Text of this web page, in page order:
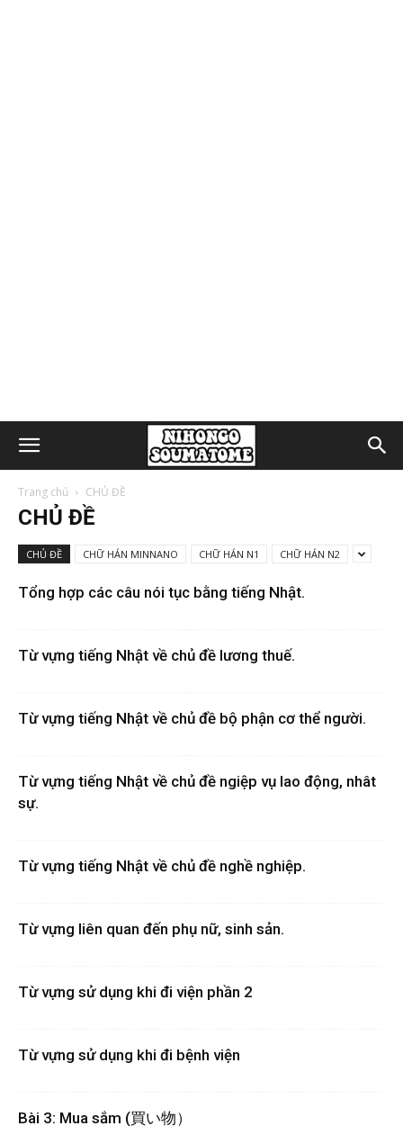
Trang chủ CHỦ ĐỀ
CHỦ ĐỀ
CHỦ ĐỀ CHỮ HÁN MINNANO CHỮ HÁN N1 CHỮ HÁN N2
Tổng hợp các câu nói tục bằng tiếng Nhật.
Từ vựng tiếng Nhật về chủ đề lương thuế.
Từ vựng tiếng Nhật về chủ đề bộ phận cơ thể người.
Từ vựng tiếng Nhật về chủ đề ngiệp vụ lao động, nhât
sự.
Từ vựng tiếng Nhật về chủ đề nghề nghiệp.
Từ vựng liên quan đến phụ nữ, sinh sản.
Từ vựng sử dụng khi đi viện phần 2
Từ vựng sử dụng khi đi bệnh viện
Bài 3: Mua sắm (買い物）